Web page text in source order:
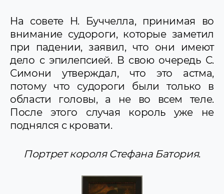
На совете Н. Буччелла, принимая во
внимание судороги, которые заметил
при падении, заявил, что они имеют
дело с эпилепсией. В свою очередь С.
Симони утверждал, что это астма,
потому что судороги были только в
области головы, а не во всем теле.
После этого случая король уже не
поднялся с кровати.
Портрет короля Стефана Батория.